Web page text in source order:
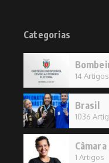
Categorias
14 Artigos
Brasil
1036
1 Artigos